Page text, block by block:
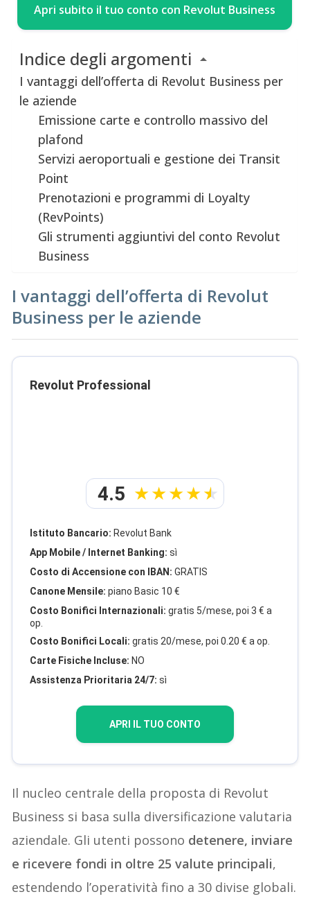
Apri subito il tuo conto con Revolut Business
Indice degli argomenti
I vantaggi dell’offerta di Revolut Business per
le aziende
Emissione carte e controllo massivo del
plafond
Servizi aeroportuali e gestione dei Transit
Point
Prenotazioni e programmi di Loyalty
(RevPoints)
Gli strumenti aggiuntivi del conto Revolut
Business
I vantaggi dell’offerta di Revolut
Business per le aziende
Revolut Professional
4.5
Istituto Bancario: Revolut Bank
App Mobile / Internet Banking: sì
Costo di Accensione con IBAN: GRATIS
Canone Mensile: piano Basic 10 €
Costo Bonifici Internazionali: gratis 5/mese, poi 3 € a
op.
Costo Bonifici Locali: gratis 20/mese, poi 0.20 € a op.
Carte Fisiche Incluse: NO
Assistenza Prioritaria 24/7:sì
APRI IL TUO CONTO
Il nucleo centrale della proposta di Revolut
Business si basa sulla diversificazione valutaria
aziendale. Gli utenti possono detenere, inviare
e ricevere fondi in oltre 25 valute principali,
estendendo l’operatività fino a 30 divise globali.